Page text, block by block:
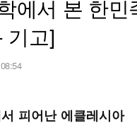
에서 본 한민
기고]
피어난 에클레시아